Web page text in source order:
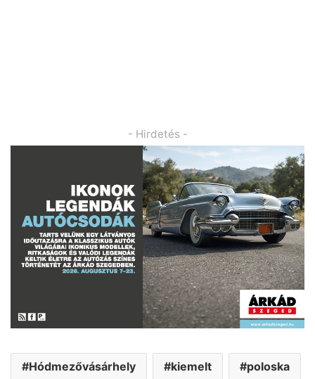
- Hirdetés -
Hódmezővásárhely kiemelt poloska